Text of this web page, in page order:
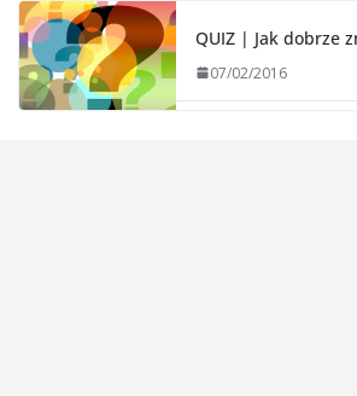
QUIZ | Jak dobrze
07/02/2016